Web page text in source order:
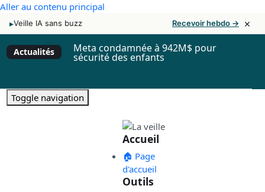
Aller au contenu principal
▸Veille IA sans buzz Recevoir hebdo → ×
Actualités Meta condamnée à 942M$ pour
sécurité des enfants
Toggle navigation
Accueil
🏠 Page
d'accueil
Outils